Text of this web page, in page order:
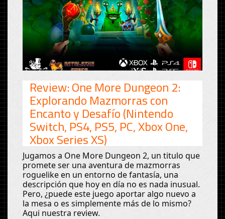
Review: One More Dungeon 2:
Explorando Mazmorras con
Encanto y Desafío (Nintendo
Switch, PS4, PS5, PC, Xbox One,
Xbox Series XS)
Jugamos a One More Dungeon 2, un titulo que
promete ser una aventura de mazmorras
roguelike en un entorno de fantasía, una
descripción que hoy en día no es nada inusual.
Pero, ¿puede este juego aportar algo nuevo a
la mesa o es simplemente más de lo mismo?
Aqui nuestra review.